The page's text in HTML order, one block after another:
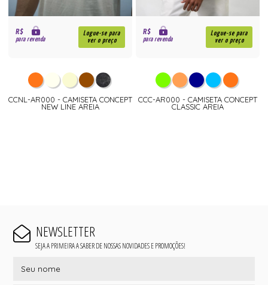
R$
para revenda
Logue-se para
ver o preço
CCNL-AR000 - CAMISETA CONCEPT
NEW LINE AREIA
R$
para revenda
Logue-se para
ver o preço
CCC-AR000 - CAMISETA CONCEPT
CLASSIC AREIA
NEWSLETTER
SEJA A PRIMEIRA A SABER DE NOSSAS NOVIDADES E PROMOÇÕES!